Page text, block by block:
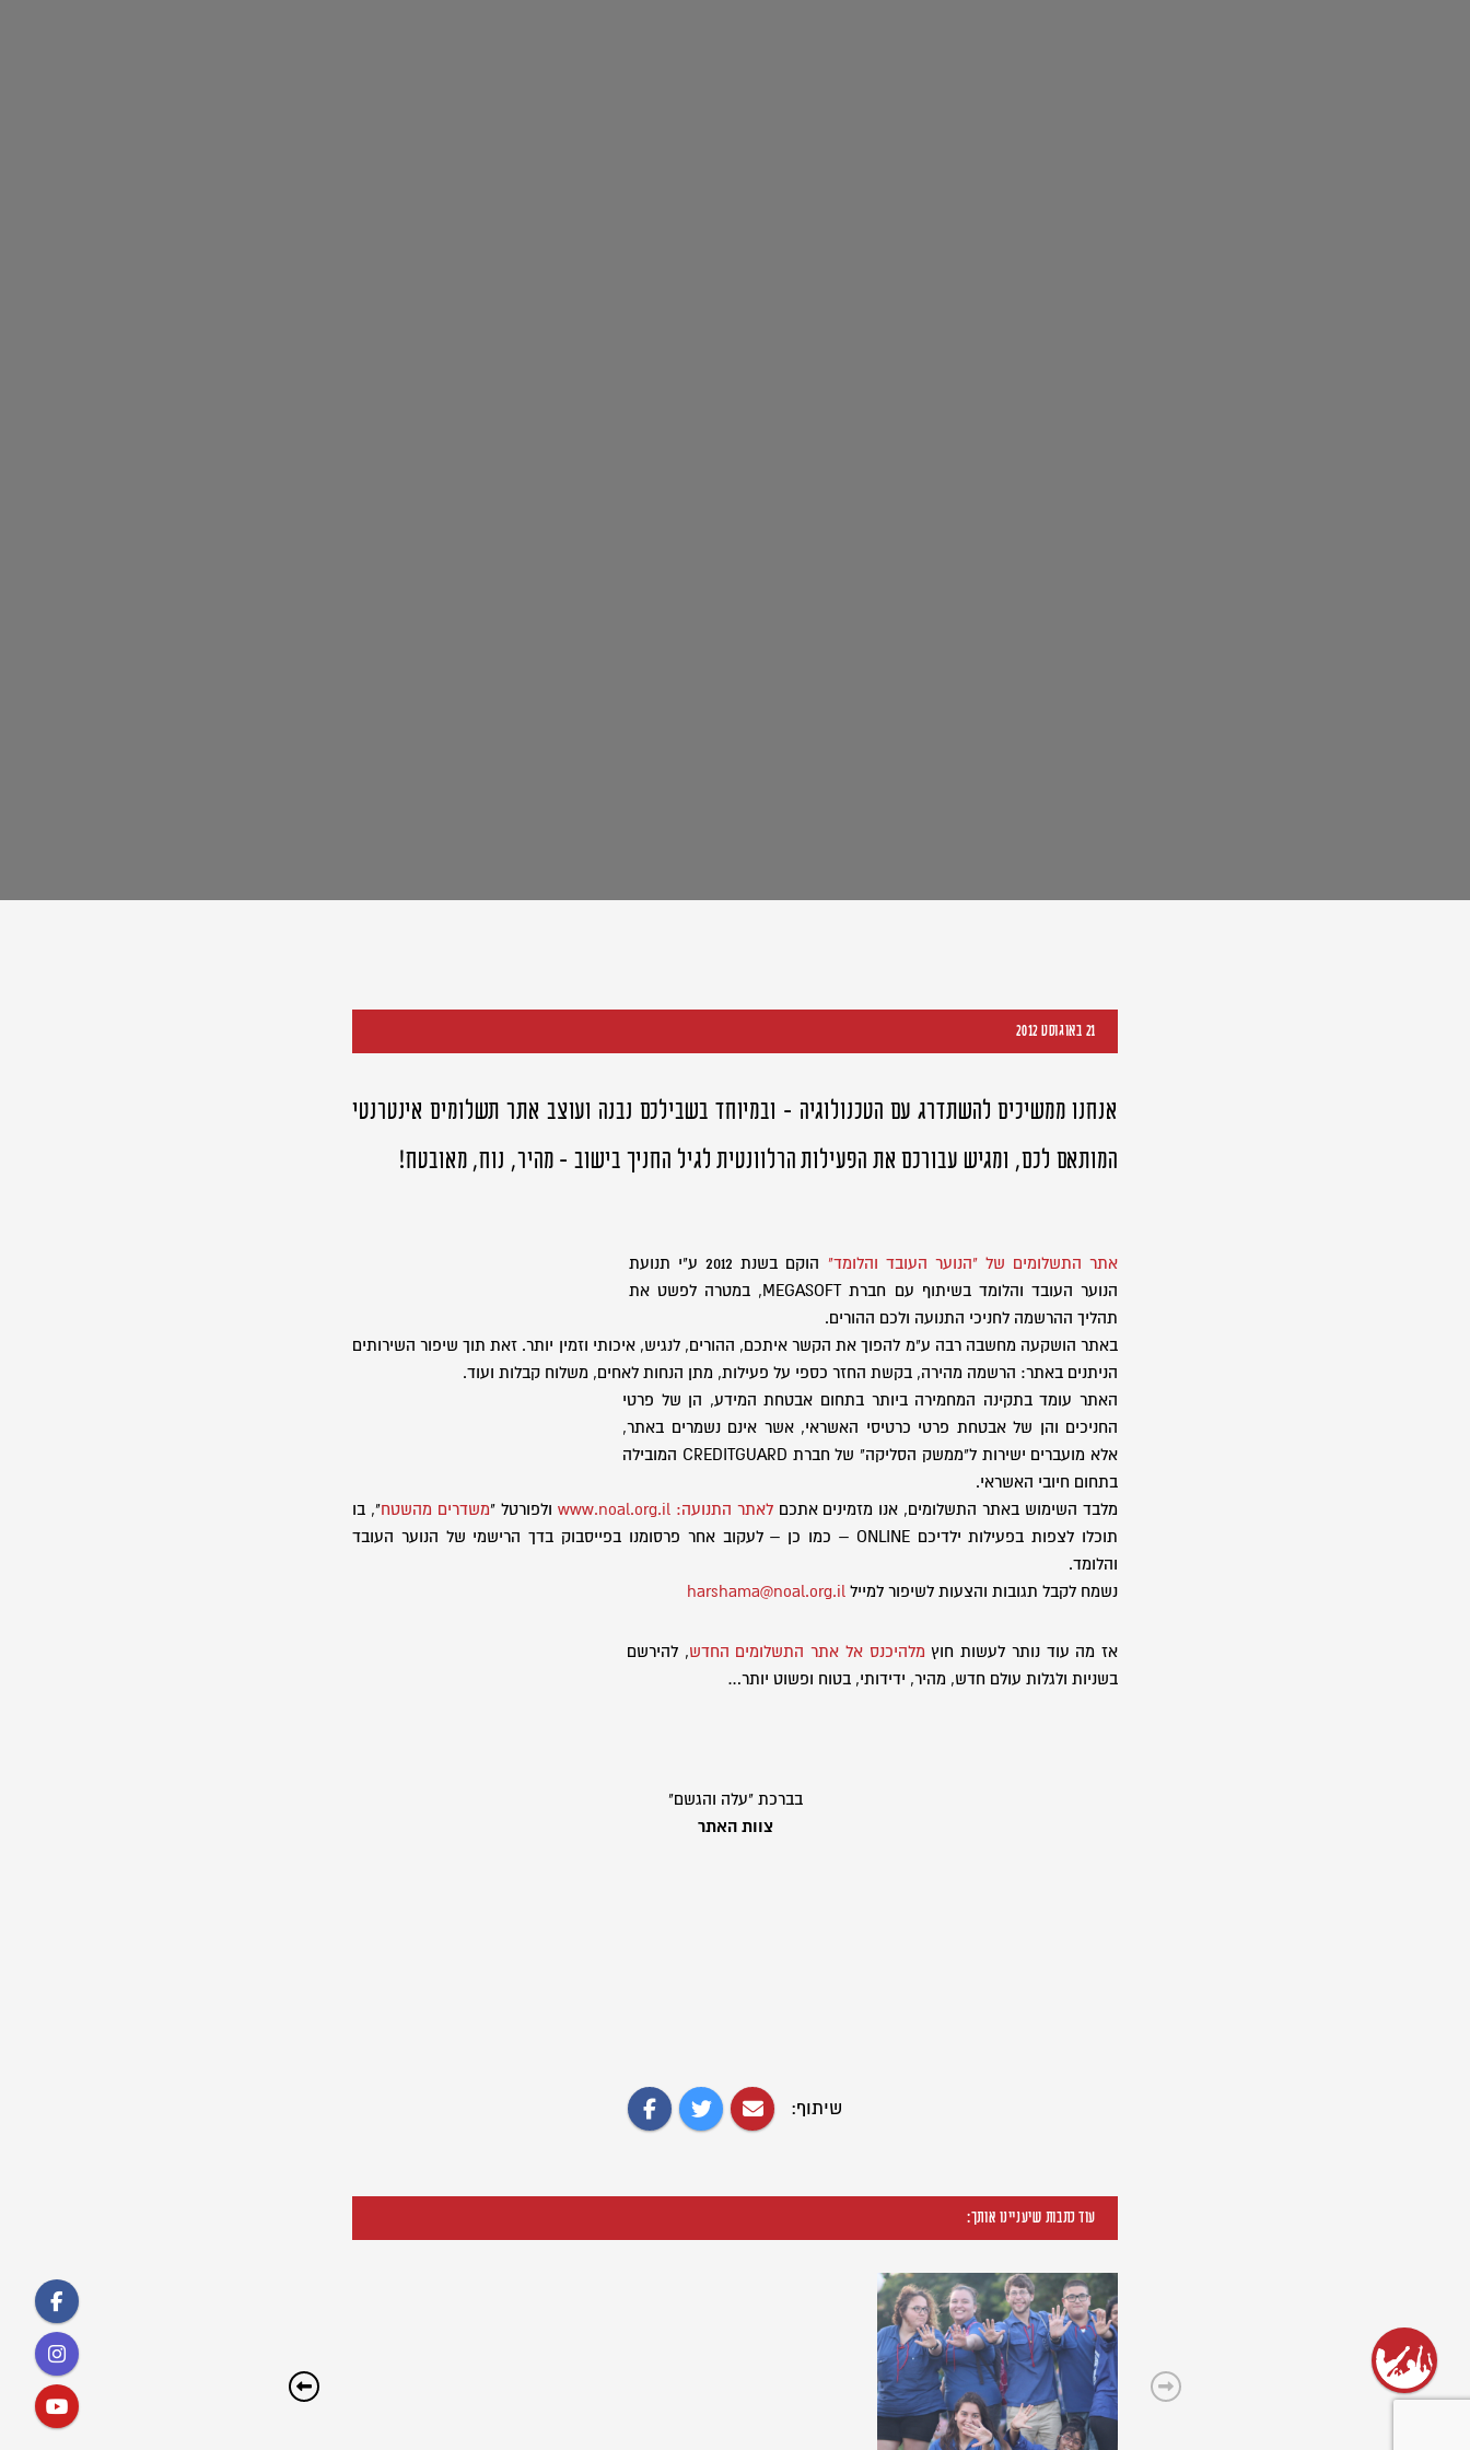
21 באוגוסט 2012
אנחנו ממשיכים להשתדרג עם הטכנולוגיה - ובמיוחד בשבילכם נבנה ועוצב אתר תשלומים אינטרנטי
המותאם לכם, ומגיש עבורכם את הפעילות הרלוונטית לגיל החניך בישוב - מהיר, נוח, מאובטח!
אתר התשלומים של "הנוער העובד והלומד"
הוקם בשנת 2012 ע"י תנועת
הנוער העובד והלומד בשיתוף עם חברת MEGASOFT, במטרה לפשט את
תהליך ההרשמה לחניכי התנועה ולכם ההורים.
באתר הושקעה מחשבה רבה ע"מ להפוך את הקשר איתכם, ההורים, לנגיש, איכותי וזמין יותר. זאת תוך שיפור השירותים
הניתנים באתר: הרשמה מהירה, בקשת החזר כספי על פעילות, מתן הנחות לאחים, משלוח קבלות ועוד.
האתר עומד בתקינה המחמירה ביותר בתחום אבטחת המידע,
הן של פרטי
החניכים והן של אבטחת פרטי כרטיסי האשראי, אשר אינם נשמרים באתר,
אלא מועברים ישירות ל"ממשק הסליקה" של חברת CREDITGUARD המובילה
בתחום חיובי האשראי.
מלבד השימוש באתר התשלומים, אנו מזמינים אתכםלאתר התנועה: www.noal.org.il ולפורטל "משדרים מהשטח ", בו
תוכלו לצפות בפעילות ילדיכם ONLINE – כמו כן – לעקוב אחר פרסומנו בפייסבוק בדך הרישמי של הנוער העובד
והלומד.
נשמח לקבל תגובות והצעות לשיפור למייל
harshama@noal.org.il
אז מה עוד נותר לעשות חוץ מלהיכנס אל אתר התשלומים החדש, להירשם
בשניות ולגלות עולם חדש, מהיר, ידידותי, בטוח ופשוט יותר…
בברכת "עלה והגשם"
צוות האתר
שיתוף:
עוד כתבות שיעניינו אותך: